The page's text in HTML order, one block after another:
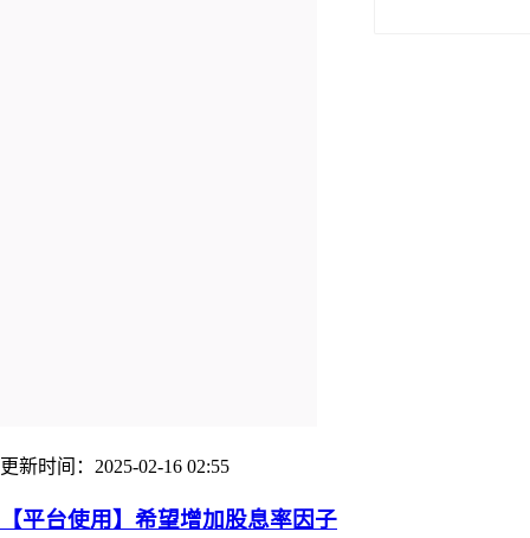
更新时间：2025-02-16 02:55
【平台使用】希望增加股息率因子